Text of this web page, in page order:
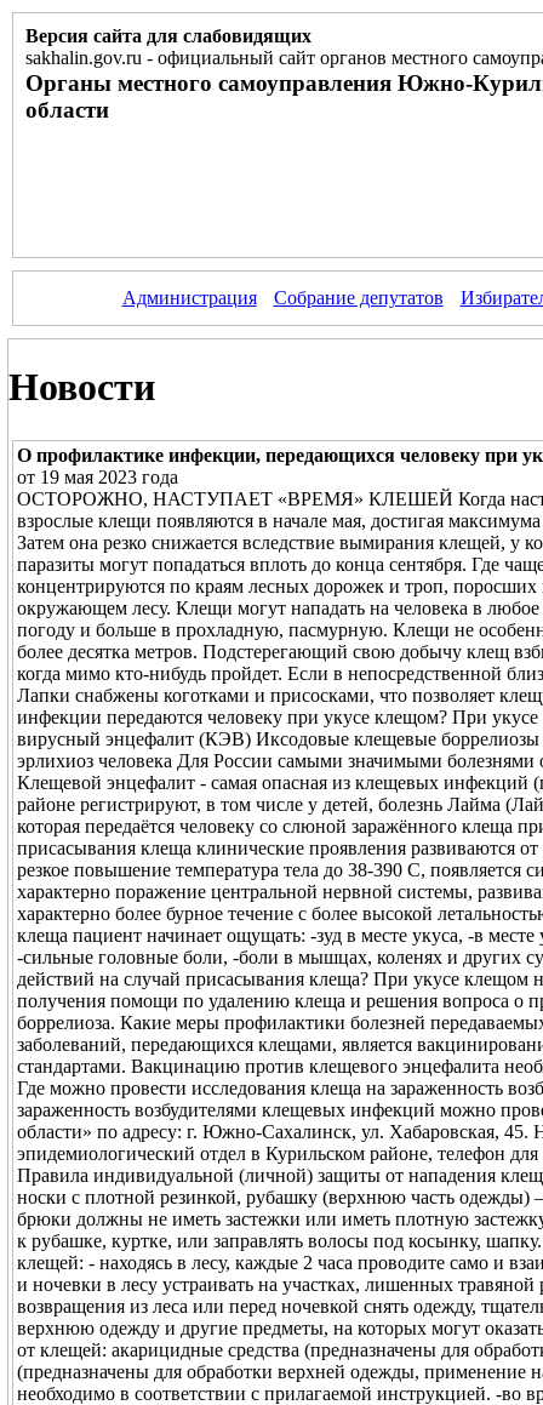
Версия сайта для слабовидящих
sakhalin.gov.ru - официальный сайт органов местного
Органы местного самоуправления Южно-
области
Администрация Собрание депутатов
Новости
О профилактике инфекции, передающихся человеку при
от 19 мая 2023 года
ОСТОРОЖНО, НАСТУПАЕТ «ВРЕМЯ» КЛЕШЕЙ Когда
взрослые клещи появляются в начале мая, достигая
Затем она резко снижается вследствие вымирания клещей, у
паразиты могут попадаться вплоть до конца сентября. Где
концентрируются по краям лесных дорожек и троп,
окружающем лесу. Клещи могут нападать на человека в
погоду и больше в прохладную, пасмурную. Клещи не
более десятка метров. Подстерегающий свою добычу клещ
когда мимо кто-нибудь пройдет. Если в непосредственной
Лапки снабжены коготками и присосками, что позволяет
инфекции передаются человеку при укусе клещом? При
вирусный энцефалит (КЭВ) Иксодовые клещевые
эрлихиоз человека Для России самыми значимыми
Клещевой энцефалит - самая опасная из клещевых инфекций
районе регистрируют, в том числе у детей, болезнь Лайма
которая передаётся человеку со слюной заражённого клеща
присасывания клеща клинические проявления развиваются
резкое повышение температура тела до 38-390 С,
характерно поражение центральной нервной системы,
характерно более бурное течение с более высокой
клеща пациент начинает ощущать: -зуд в месте укуса, -в
-сильные головные боли, -боли в мышцах, коленях и других
действий на случай присасывания клеща? При укусе клещом
получения помощи по удалению клеща и решения вопроса о
боррелиоза. Какие меры профилактики болезней
заболеваний, передающихся клещами, является
стандартами. Вакцинацию против клещевого энцефалита
Где можно провести исследования клеща на зараженность
зараженность возбудителями клещевых инфекций можно
области» по адресу: г. Южно-Сахалинск, ул. Хабаровская, 45.
эпидемиологический отдел в Курильском районе, телефон
Правила индивидуальной (личной) защиты от нападения
носки с плотной резинкой, рубашку (верхнюю часть
брюки должны не иметь застежки или иметь плотную
к рубашке, куртке, или заправлять волосы под косынку,
клещей: - находясь в лесу, каждые 2 часа проводите само и
и ночевки в лесу устраивать на участках, лишенных
возвращения из леса или перед ночевкой снять одежду,
верхнюю одежду и другие предметы, на которых могут
от клещей: акарицидные средства (предназначены для
(предназначены для обработки верхней одежды,
необходимо в соответствии с прилагаемой инструкцией. -во